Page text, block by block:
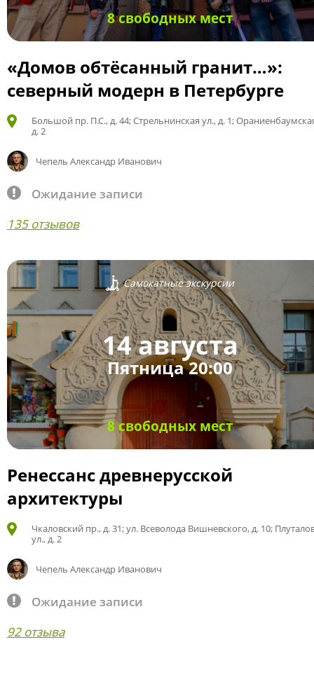
8 свободных мест
«Домов обтёсанный гранит…»:
северный модерн в Петербурге
Большой пр. П.С., д. 44; Стрельнинская ул., д. 1;
д. 2
Чепель Александр Иванович
Ожидание записи
135 отзывов
Самокатные экскурсии
14 августа
Пятница 20:00
8 свободных мест
Ренессанс древнерусской
архитектуры
Чкаловский пр., д. 31; ул. Всеволода Вишневского, д. 10;
ул., д. 2
Чепель Александр Иванович
Ожидание записи
92 отзыва